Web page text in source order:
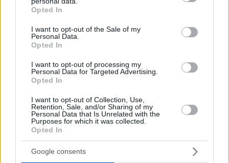
grant or deny consent to Google and its third-party tags to
use your data for below specified purposes in below Google
consent section.
Opted In
I want to opt-out of the Sale of my
Personal Data.
Opted In
I want to opt-out of processing my
Personal Data for Targeted Advertising.
Opted In
I want to opt-out of Collection, Use,
Retention, Sale, and/or Sharing of my
Personal Data that Is Unrelated with the
Purposes for which it was collected.
Opted In
Google consents
νεοελληνική απόδοση Δ. Μόσχος, Αθήνα Νέα
ενώ κατείχε ο Ιωάννης Δούκας (Ιωάννης Γ’
Δούκας Βατάτζης, αυτοκράτορας Νίκαιας 1222-
1254) τα σκήπτρα των Ρωμαίων (Βυζαντινών),
πολυάνθρωπη ομάδα Σκυθών(Μογγόλων) που
πάνω από τους υποβόρειους (ενν.Σκύθες) και
κατέβηκε αθρόα ως την Κασπία θάλασσα.
Ξεχύθηκαν σαν ακρίδες κατά της Ασίας με
μεγάλη σφοδρότητα και ορμή κατακτώντάς την
σχεδόν ολόκληρη όταν διέβησαν τα στενά